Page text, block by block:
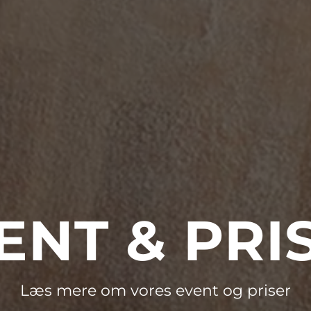
&
Læs mere om vores event og priser